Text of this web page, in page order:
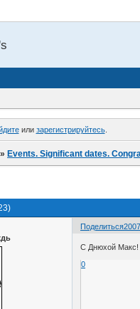
или зарегистрируйтесь.
»Events. Significant dates.
Поделиться
C Днюхой
0